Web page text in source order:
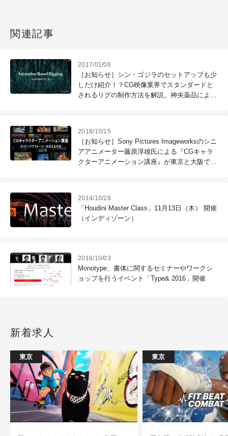
関連記事
2017/01/06
［お知らせ］シン・ゴジラのセットアップも少
しだけ紹介！？CG映像業界でスタンダードと
されるリグの制作方法を解説。神央薬品による
2018/10/15
［お知らせ］Sony Pictures Imageworksのシニ
アアニメーター藤原淳雄氏による『CGキャラ
クターアニメーション講座』が東京と大阪で12
2014/10/28
「Houdini Master Class」11月13日（木） 開催
（インディゾーン）
2016/10/03
Monotype、書体に関するセミナーやワークシ
ョップを行うイベント「Type& 2016」開催
新着求人
東京 東京